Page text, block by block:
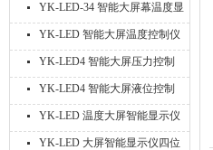
YK-LED-34 智能大屏幕温度显
示仪
YK-LED 智能大屏温度控制仪
YK-LED4 智能大屏压力控制
仪
YK-LED4 智能大屏液位控制
仪
YK-LED 温度大屏智能显示仪
四位十寸
YK-LED 大屏智能显示仪四位